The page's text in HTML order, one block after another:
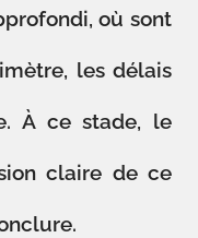
où sont
les délais
À ce stade, le
claire de ce